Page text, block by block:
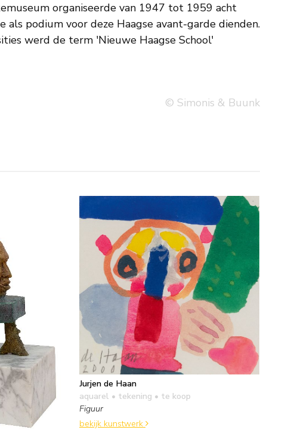
organiseerde van 1947 tot 1959 acht
podium voor deze Haagse avant-garde dienden.
werd de term 'Nieuwe Haagse School'
© Simonis & Buunk
Jurjen de Haan
aquarel • tekening • te koop
Figuur
bekijk kunstwerk